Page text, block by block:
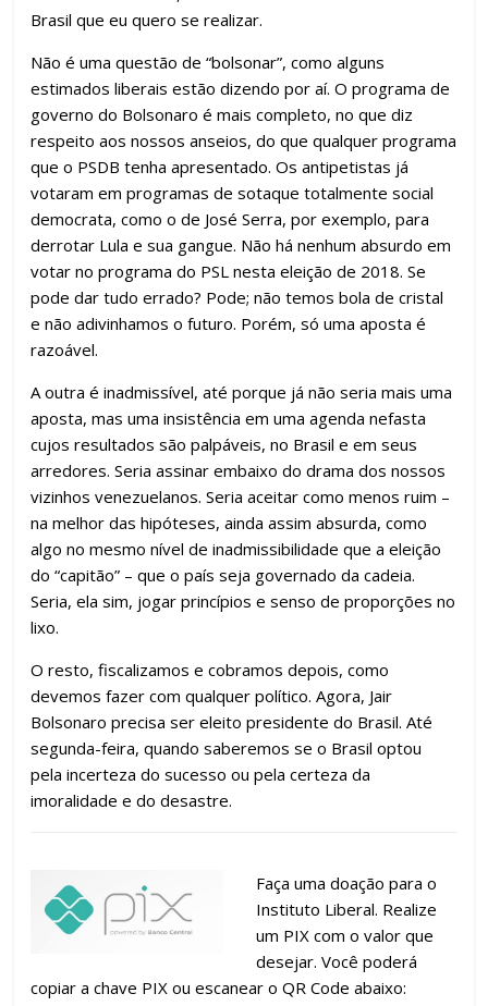
Brasil que eu quero se realizar.
Não é uma questão de “bolsonar”, como alguns
estimados liberais estão dizendo por aí. O programa de
governo do Bolsonaro é mais completo, no que diz
respeito aos nossos anseios, do que qualquer programa
que o PSDB tenha apresentado. Os antipetistas já
votaram em programas de sotaque totalmente social
democrata, como o de José Serra, por exemplo, para
derrotar Lula e sua gangue. Não há nenhum absurdo em
votar no programa do PSL nesta eleição de 2018. Se
pode dar tudo errado? Pode; não temos bola de cristal
e não adivinhamos o futuro. Porém, só uma aposta é
razoável.
A outra é inadmissível, até porque já não seria mais uma
aposta, mas uma insistência em uma agenda nefasta
cujos resultados são palpáveis, no Brasil e em seus
arredores. Seria assinar embaixo do drama dos nossos
vizinhos venezuelanos. Seria aceitar como menos ruim –
na melhor das hipóteses, ainda assim absurda, como
algo no mesmo nível de inadmissibilidade que a eleição
do “capitão” – que o país seja governado da cadeia.
Seria, ela sim, jogar princípios e senso de proporções no
lixo.
O resto, fiscalizamos e cobramos depois, como
devemos fazer com qualquer político. Agora, Jair
Bolsonaro precisa ser eleito presidente do Brasil. Até
segunda-feira, quando saberemos se o Brasil optou
pela incerteza do sucesso ou pela certeza da
imoralidade e do desastre.
Faça uma doação para o
Instituto Liberal. Realize
um PIX com o valor que
desejar. Você poderá
copiar a chave PIX ou escanear o QR Code abaixo: